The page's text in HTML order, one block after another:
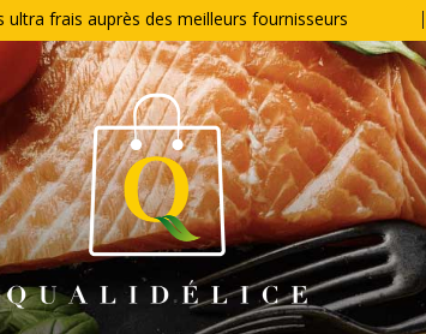
ultra frais auprès des meilleurs fournisseurs